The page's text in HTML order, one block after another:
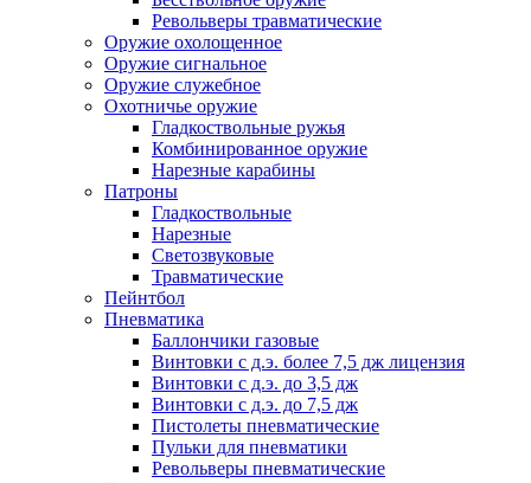
Револьверы травматические
Оружие охолощенное
Оружие сигнальное
Оружие служебное
Охотничье оружие
Гладкоствольные ружья
Комбинированное оружие
Нарезные карабины
Патроны
Гладкоствольные
Нарезные
Светозвуковые
Травматические
Пейнтбол
Пневматика
Баллончики газовые
Винтовки с д.э. более 7,5 дж лицензия
Винтовки с д.э. до 3,5 дж
Винтовки с д.э. до 7,5 дж
Пистолеты пневматические
Пульки для пневматики
Револьверы пневматические